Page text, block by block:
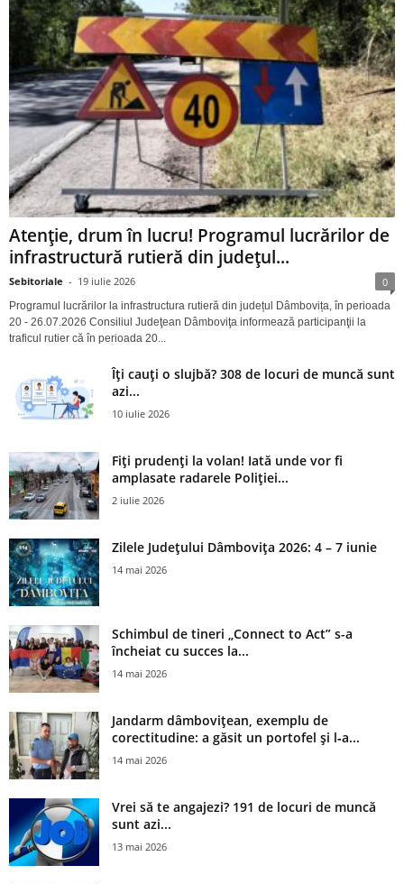
Atenție, drum în lucru! Programul lucrărilor de
infrastructură rutieră din județul...
Sebitoriale - 19 iulie 2026 0
Programul lucrărilor la infrastructura rutieră din județul Dâmbovița, în perioada
20 - 26.07.2026 Consiliul Judeţean Dâmboviţa informează participanţii la
traficul rutier că în perioada 20...
Îți cauți o slujbă? 308 de locuri de muncă sunt
azi...
10 iulie 2026
Fiți prudenți la volan! Iată unde vor fi
amplasate radarele Poliției...
2 iulie 2026
Zilele Județului Dâmbovița 2026: 4 – 7 iunie
14 mai 2026
Schimbul de tineri „Connect to Act” s-a
încheiat cu succes la...
14 mai 2026
Jandarm dâmbovițean, exemplu de
corectitudine: a găsit un portofel și l‑a...
14 mai 2026
Vrei să te angajezi? 191 de locuri de muncă
sunt azi...
13 mai 2026